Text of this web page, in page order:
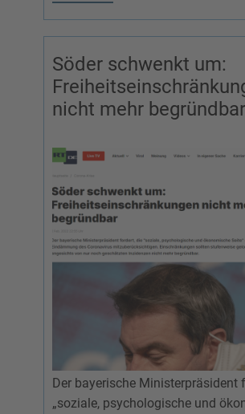
Söder schwenkt um:
nicht mehr begründbar
Der bayerische Ministerpräsident
„soziale, psychologische und